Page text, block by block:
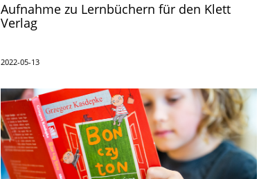
Aufnahme zu Lernbüchern für den Klett
Verlag
2022-05-13